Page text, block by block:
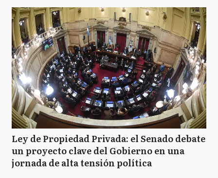
Ley de Propiedad Privada: el Senado debate
un proyecto clave del Gobierno en una
jornada de alta tensión política